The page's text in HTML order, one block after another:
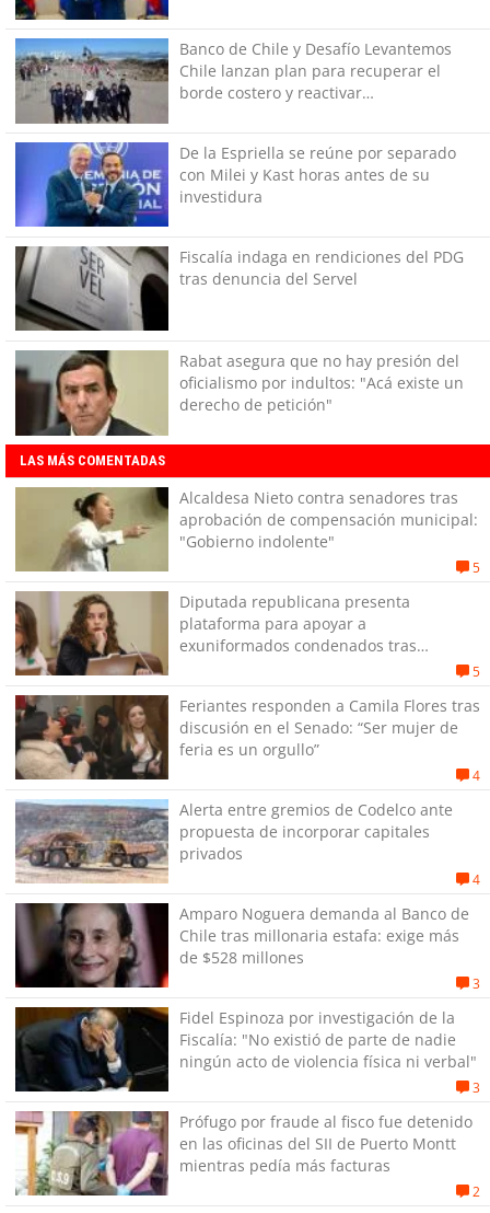
Banco de Chile y Desafío Levantemos
Chile lanzan plan para recuperar el
borde costero y reactivar
Coquimbo
De la Espriella se reúne por separado
con Milei y Kast horas antes de su
investidura
Fiscalía indaga en rendiciones del PDG
tras denuncia del Servel
Rabat asegura que no hay presión del
oficialismo por indultos: "Acá existe un
derecho de petición"
LAS MÁS COMENTADAS
Alcaldesa Nieto contra senadores tras
aprobación de compensación municipal:
"Gobierno indolente"
5
Diputada republicana presenta
plataforma para apoyar a
exuniformados condenados tras
5
Feriantes responden a Camila Flores tras
discusión en el Senado: “Ser mujer de
feria es un orgullo”
4
Alerta entre gremios de Codelco ante
propuesta de incorporar capitales
privados
4
Amparo Noguera demanda al Banco de
Chile tras millonaria estafa: exige más
de $528 millones
3
Fidel Espinoza por investigación de la
Fiscalía: "No existió de parte de nadie
ningún acto de violencia física ni verbal"
3
Prófugo por fraude al fisco fue detenido
en las oficinas del SII de Puerto Montt
mientras pedía más facturas
2